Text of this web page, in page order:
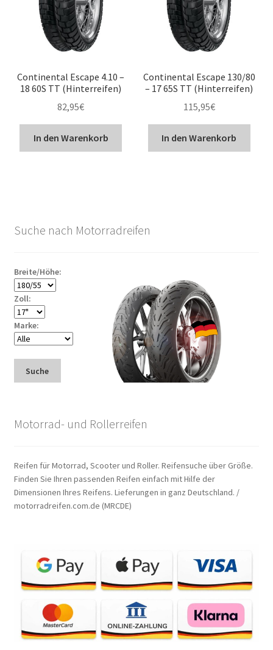
Continental Escape 4.10 –
18 60S TT (Hinterreifen)
82,95€
In den Warenkorb
Continental Escape 130/80
– 17 65S TT (Hinterreifen)
115,95€
In den Warenkorb
Suche nach Motorradreifen
Breite/Höhe:
Zoll:
Marke:
Suche
Motorrad- und Rollerreifen
Reifen für Motorrad, Scooter und Roller. Reifensuche über Größe.
Finden Sie Ihren passenden Reifen einfach mit Hilfe der
Dimensionen Ihres Reifens. Lieferungen in ganz Deutschland. /
motorradreifen.com.de (MRCDE)